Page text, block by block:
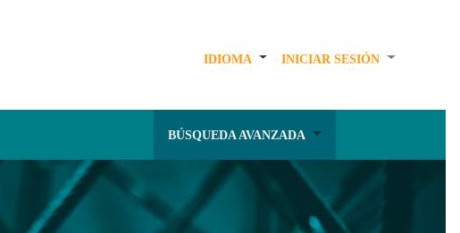
IDIOMA INICIAR SESIÓN
BÚSQUEDA AVANZADA